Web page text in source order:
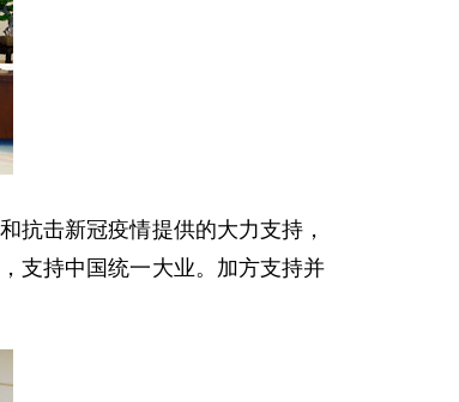
抗击新冠疫情提供的大力支持，
支持中国统一大业。加方支持并